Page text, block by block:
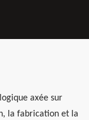
axée sur
la fabrication et la